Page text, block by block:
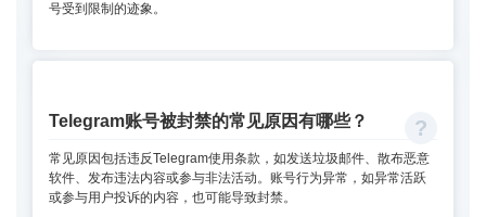
号受到限制的迹象。
Telegram账号被封禁的常见原因有哪些？
常见原因包括违反Telegram使用条款，如发送垃圾邮件、散布恶意
软件、发布违法内容或参与非法活动。账号行为异常，如异常活跃
或参与用户投诉的内容，也可能导致封禁。